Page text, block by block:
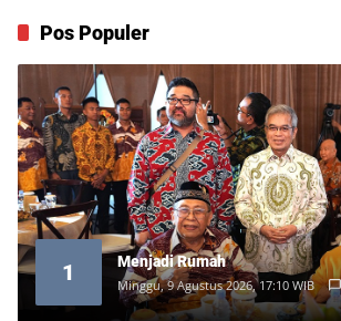
Pos Populer
1 Menjadi Rumah
Minggu, 9 Agustus 2026, 17:10 WIB